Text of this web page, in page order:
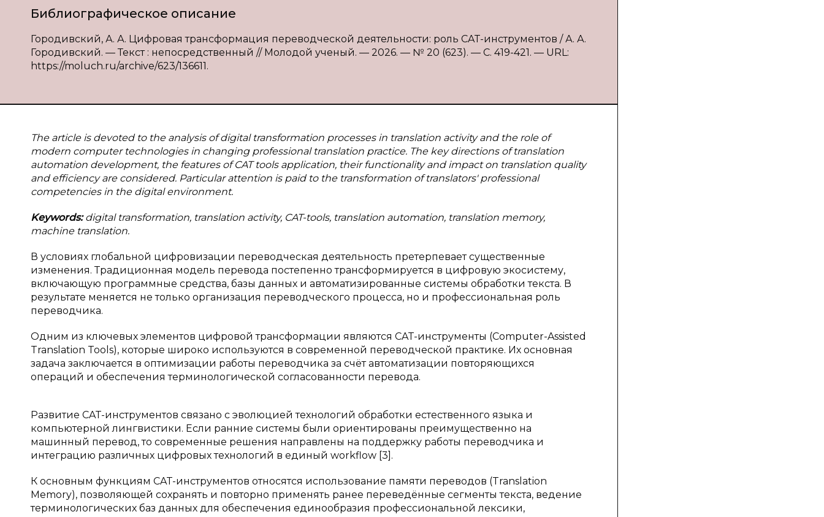
Библиографическое описание
Городивский, А. А. Цифровая трансформация переводческой деятельности: роль CAT-инструментов / А. А.
Городивский. — Текст : непосредственный // Молодой ученый. — 2026. — № 20 (623). — С. 419-421. — URL:
https://moluch.ru/archive/623/136611.
The article is devoted to the analysis of digital transformation processes in translation activity and the role of
modern computer technologies in changing professional translation practice. The key directions of translation
automation development, the features of CAT tools application, their functionality and impact on translation quality
and efficiency are considered. Particular attention is paid to the transformation of translators' professional
competencies in the digital environment.
Keywords:digital transformation, translation activity, CAT-tools, translation automation, translation memory,
machine translation.
В условиях глобальной цифровизации переводческая деятельность претерпевает существенные
изменения. Традиционная модель перевода постепенно трансформируется в цифровую экосистему,
включающую программные средства, базы данных и автоматизированные системы обработки текста. В
результате меняется не только организация переводческого процесса, но и профессиональная роль
переводчика.
Одним из ключевых элементов цифровой трансформации являются CAT-инструменты (Computer-Assisted
Translation Tools), которые широко используются в современной переводческой практике. Их основная
задача заключается в оптимизации работы переводчика за счёт автоматизации повторяющихся
операций и обеспечения терминологической согласованности перевода.
Развитие CAT-инструментов связано с эволюцией технологий обработки естественного языка и
компьютерной лингвистики. Если ранние системы были ориентированы преимущественно на
машинный перевод, то современные решения направлены на поддержку работы переводчика и
интеграцию различных цифровых технологий в единый workflow [3].
К основным функциям CAT-инструментов относятся использование памяти переводов (Translation
Memory), позволяющей сохранять и повторно применять ранее переведённые сегменты текста, ведение
терминологических баз данных для обеспечения единообразия профессиональной лексики,